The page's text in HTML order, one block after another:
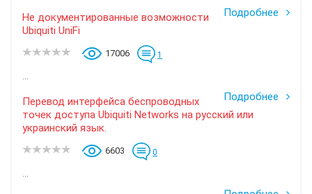
Подробнее
Не документированные возможности
Ubiquiti UniFi
17006 1
...
Подробнее
Перевод интерфейса беспроводных
точек доступа Ubiquiti Networks на русский или
украинский язык.
6603 0
...